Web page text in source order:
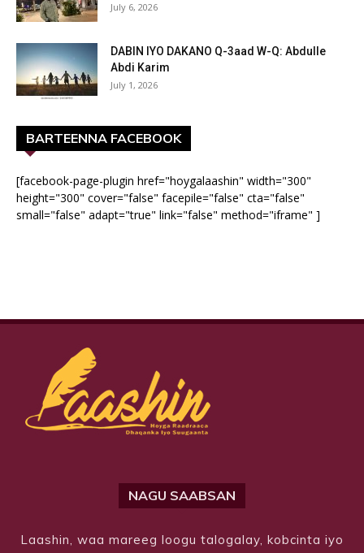
July 6, 2026
DABIN IYO DAKANO Q-3aad W-Q: Abdulle
Abdi Karim
July 1, 2026
BARTEENNA FACEBOOK
[facebook-page-plugin href="hoygalaashin" width="300"
height="300" cover="false" facepile="false" cta="false"
small="false" adapt="true" link="false" method="iframe" ]
NAGU SAABSAN
Laashin, waa mareeg loogu talogalay, kobcinta iyo